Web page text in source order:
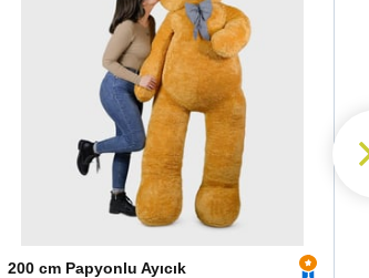
200 cm Papyonlu Ayıcık